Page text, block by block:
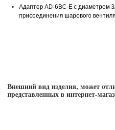
Адаптер AD-6BC-E c диаметром
присоединения шарового
Внешний вид изделия, может
представленных в интернет-